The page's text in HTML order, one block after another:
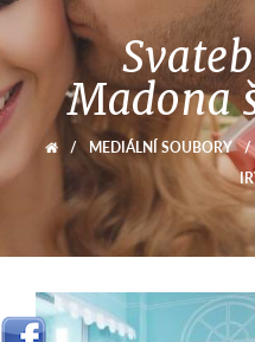
Madona
/ MEDIÁLNÍ SOUBORY /